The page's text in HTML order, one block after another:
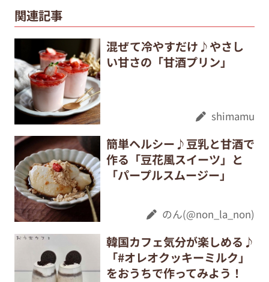
関連記事
混ぜて冷やすだけ♪やさし
い甘さの「甘酒プリン」
shimamu
簡単ヘルシー♪豆乳と甘酒で
作る「豆花風スイーツ」と
「パープルスムージー」
のん(@non_la_non)
韓国カフェ気分が楽しめる♪
「#オレオクッキーミルク」
をおうちで作ってみよう！